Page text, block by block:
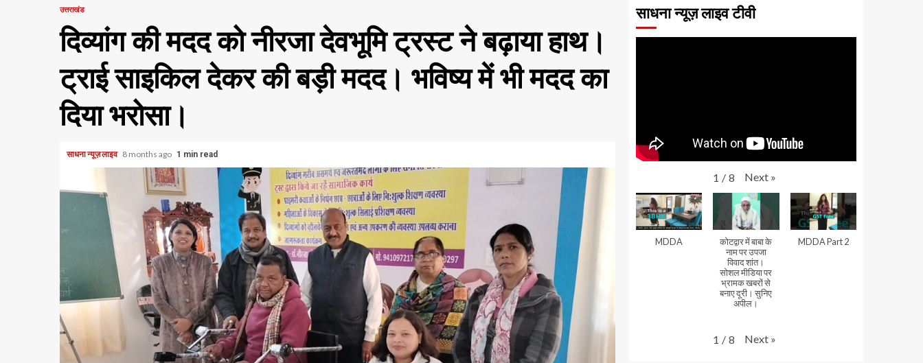
उत्तराखंड
दिव्यांग की मदद को नीरजा देवभूमि ट्रस्ट ने बढ़ाया हाथ।
ट्राई साइकिल देकर की बड़ी मदद। भविष्य में भी मदद का
दिया भरोसा।
साधना न्यूज़ लाइव 8 months ago 1 min read
साधना न्यूज़ लाइव टीवी
1 / 8 Next »
MDDA
कोटद्वार में बाबा के
नाम पर उपजा
विवाद शांत।
सोशल मीडिया पर
भ्रामक खबरों से
बनाए दूरी। सुनिए
अपील।
MDDA Part 2
1 / 8 Next »